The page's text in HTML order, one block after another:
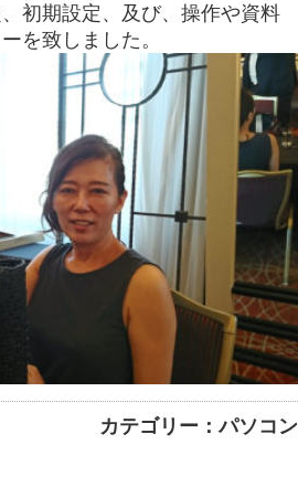
初期設定、及び、操作や資料
を致しました。
カテゴリー：パソコン